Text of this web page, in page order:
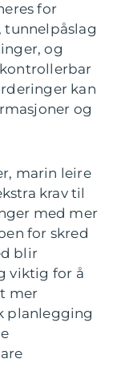
for
tunnelpåslag
og
kan
og
marin leire
krav til
med mer
for skred
blir
viktig for å
mer
planlegging